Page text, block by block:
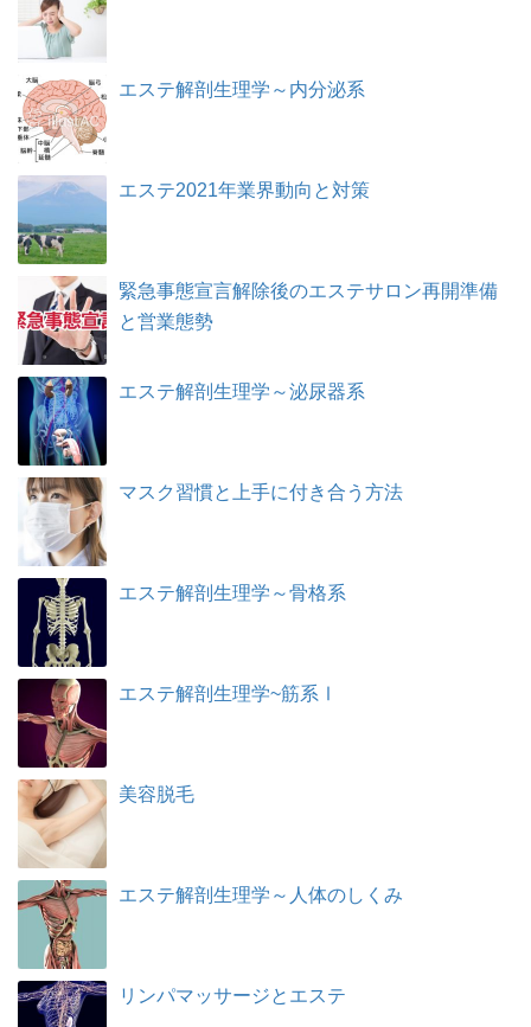
エステ解剖生理学～内分泌系
エステ2021年業界動向と対策
緊急事態宣言解除後のエステサロン再開準備
と営業態勢
エステ解剖生理学～泌尿器系
マスク習慣と上手に付き合う方法
エステ解剖生理学～骨格系
エステ解剖生理学~筋系Ⅰ
美容脱毛
エステ解剖生理学～人体のしくみ
リンパマッサージとエステ